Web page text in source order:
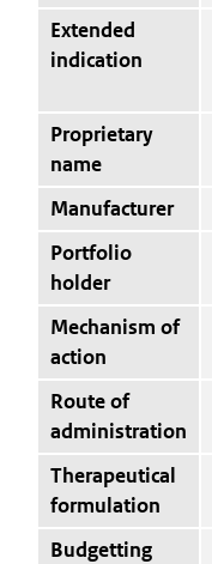
Extended
indication
Proprietary
name
Manufacturer
Portfolio
holder
Mechanism of
action
Route of
administration
Therapeutical
formulation
Budgetting